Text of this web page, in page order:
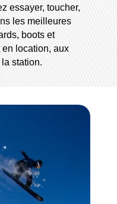
essayer, toucher,
les meilleures
boots et
location, aux
station.